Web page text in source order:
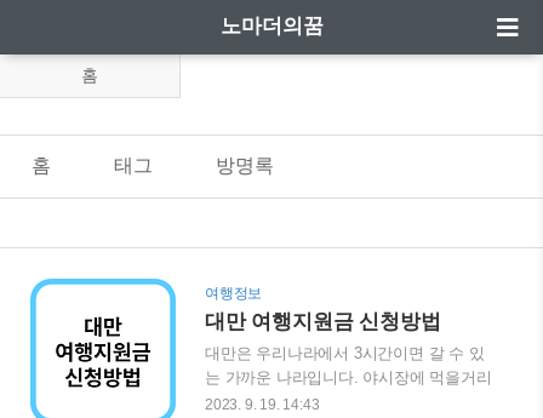
노마더의꿈
홈
홈 태그 방명록
여행정보
대만 여행지원금 신청방법
대만은 우리나라에서 3시간이면 갈 수 있
는 가까운 나라입니다. 야시장에 먹을거리
도 많아서 주말 혹은 긴 연휴를 이용하여
2023. 9. 19. 14:43